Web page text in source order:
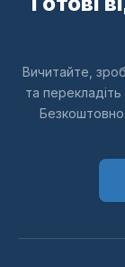
Вичитайте,
та